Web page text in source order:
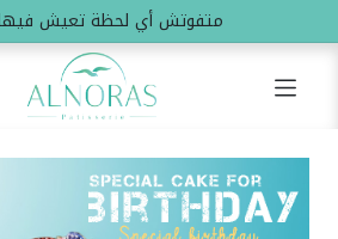
متفوتش أي لحظة تعيش